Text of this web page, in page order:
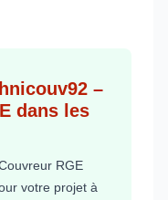
–
dans les
RGE
votre projet à